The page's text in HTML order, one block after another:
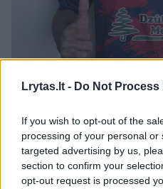
Lrytas.lt - Do Not
If you wish to opt-out of the
processing of your personal
targeted advertising by us,
section to confirm your
opt-out request is processed
„Tai jaunas žaidėjas,
puikaus Brazilijos
Brazilijoje gilios
įgūdžiai. Neabejoju,
rungtynėse Emanuelis
prie komandos
„Dainavos“ vyr.